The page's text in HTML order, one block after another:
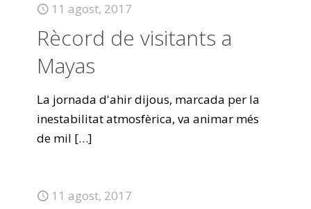
11 agost, 2017
Rècord de visitants a
Mayas
La jornada d'ahir dijous, marcada per la
inestabilitat atmosfèrica, va animar més
de mil […]
11 agost, 2017